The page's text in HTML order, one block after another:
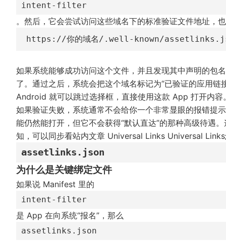
intent-filter
。然后，它会尝试访问这些域名下的标准验证文件地址，
如果系统能够成功访问这个文件，并且发现其中声明的包
了。通过之后，系统会把这个域名标记为“已验证的应用
Android 就可以跳过选择框，直接使用这款 App 打开内容
如果验证失败，系统通常不会给你一个非常显眼的报错提
能仍然能打开，但它不会获得“默认直达”的那种高级待遇
知，可以同步看站内文章 Universal Links Universal
assetlinks.json
为什么是关键绑定文件
如果说 Manifest 里的
intent-filter
是 App 在向系统“报名”，那么
assetlinks.json